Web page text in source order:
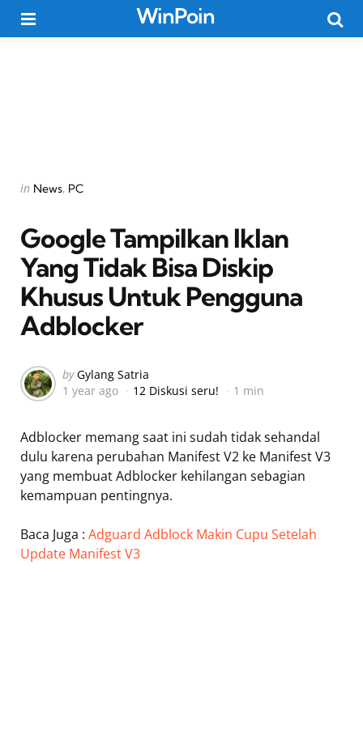
WinPoin
Categories
Posted
in News PC
Google Tampilkan Iklan
Yang Tidak Bisa Diskip
Khusus Untuk Pengguna
Adblocker
Posted
by
by Gylang Satria
1 year ago
12 Diskusi seru! 1 min
Adblocker memang saat ini sudah tidak sehandal
dulu karena perubahan Manifest V2 ke Manifest V3
yang membuat Adblocker kehilangan sebagian
kemampuan pentingnya.
Baca Juga : Adguard Adblock Makin Cupu Setelah
Update Manifest V3